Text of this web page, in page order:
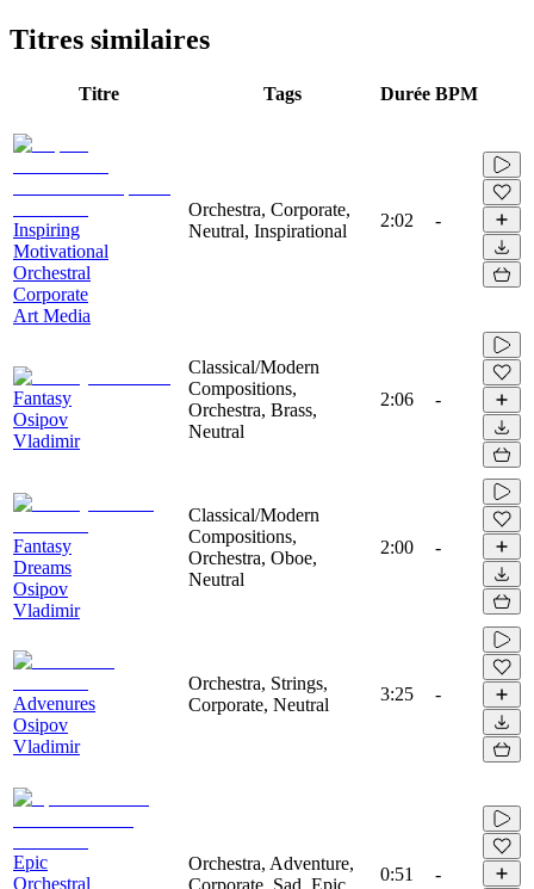
Titres similaires
Titre Tags Durée BPM
Inspiring
Motivational
Orchestral
Corporate
Art Media
Orchestra, Corporate,
Neutral, Inspirational
2:02 -
Fantasy
Osipov
Vladimir
Classical/Modern
Compositions,
Orchestra, Brass,
Neutral
2:06 -
Fantasy
Dreams
Osipov
Vladimir
Classical/Modern
Compositions,
Orchestra, Oboe,
Neutral
2:00 -
Advenures
Osipov
Vladimir
Orchestra, Strings,
Corporate, Neutral
3:25 -
Epic
Orchestral
Orchestra, Adventure,
Corporate, Sad, Epic
0:51 -